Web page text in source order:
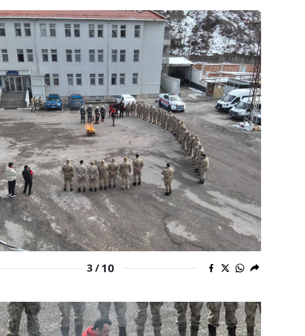
Batman
Şırnak
Bartın
Ardahan
Iğdır
Yalova
Karabük
Kilis
Osmaniye
Düzce
3 /10